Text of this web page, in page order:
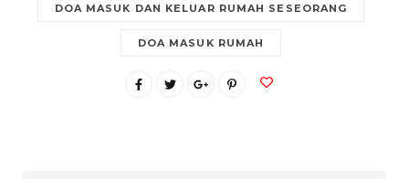
DOA MASUK DAN KELUAR RUMAH SESEORANG
DOA MASUK RUMAH